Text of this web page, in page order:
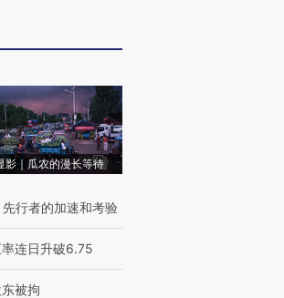
影｜瓜农的漫长等待
行者的加速和考验
连日升破6.75
被拘